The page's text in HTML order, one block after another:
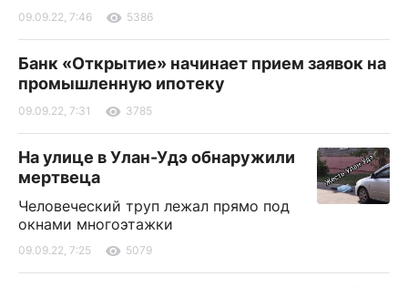
09.09.22, 7:46 5386
Банк «Открытие» начинает прием заявок на
промышленную ипотеку
09.09.22, 7:31 3785
На улице в Улан-Удэ обнаружили
мертвеца
Человеческий труп лежал прямо под
окнами многоэтажки
09.09.22, 7:25 5079